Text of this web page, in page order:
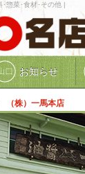
惣菜･食材･その他 |
お知らせ
（株）一馬本店